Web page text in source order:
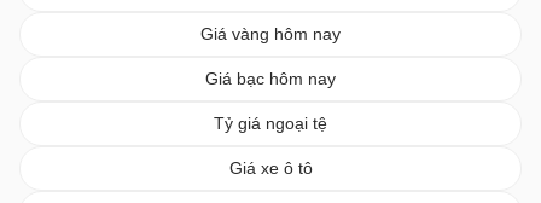
Giá vàng hôm nay
Giá bạc hôm nay
Tỷ giá ngoại tệ
Giá xe ô tô